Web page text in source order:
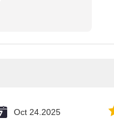
Oct 24.2025